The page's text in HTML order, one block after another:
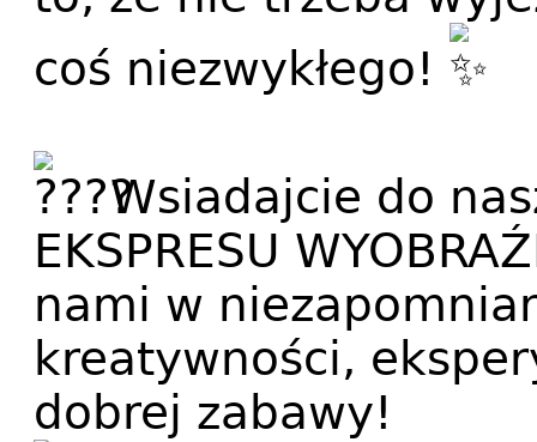
coś niezwykłego!
Wsiadajcie do
EKSPRESU
nami w
kreatywności,
dobrej zabawy!